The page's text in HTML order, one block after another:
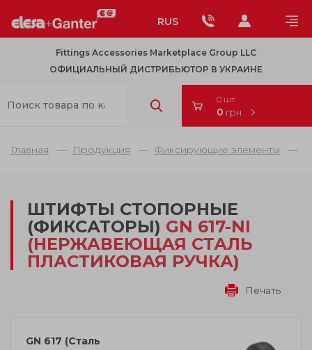
RUS
Fittings Accessories Marketplace Group LLC
ОФИЦИАЛЬНЫЙ ДИСТРИБЬЮТОР В УКРАИНЕ
0 шт.
0 грн
Главная Продукция Фиксирующие элементы
ШТИФТЫ СТОПОРНЫЕ
(ФИКСАТОРЫ) GN 617-NI
(НЕРЖАВЕЮЩАЯ СТАЛЬ
ПЛАСТИКОВАЯ РУЧКА)
Печать
GN 617 (Сталь